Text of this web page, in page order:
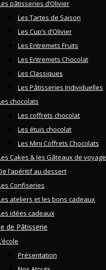
pâtisseries d’Olivier
Les Tartes de Saison
Les Cup’s d’Olivier
Les Entremets Fruits
Les Entremets Chocolat
Les Classiques
Les Pâtisseries Individuelles
chocolats
Les coffrets chocolat
Les étuis chocolat
Les Mini Coffrets Chocolats
Cakes & les Gâteaux de voyage
l’apéritif au dessert
Confiseries
ateliers et les bons cadeaux
idées cadeaux
de Pâtisserie
Présentation